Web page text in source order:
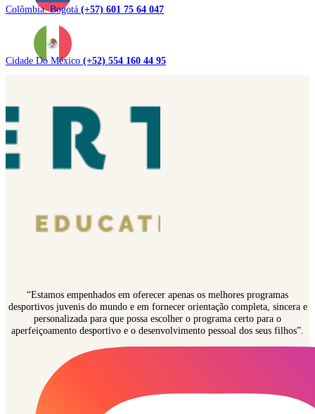
Colômbia. Bogotá (+57) 601 75 64 047
Cidade Do México (+52) 554 160 44 95
“Estamos empenhados em oferecer apenas os melhores programas
desportivos juvenis do mundo e em fornecer orientação completa, sincera e
personalizada para que possa escolher o programa certo para o
aperfeiçoamento desportivo e o desenvolvimento pessoal dos seus filhos”.